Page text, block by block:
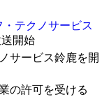
・テクノサービス
開始
サービス鈴鹿を開
の許可を受ける